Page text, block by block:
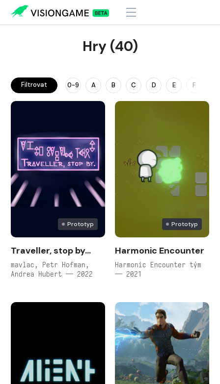
Hry (40)
Filtrovat 0-9 A B C D E F
Prototyp
Traveller, stop by...
mavlac, Petr Hofman,
Andrea Hubert — 2022
Prototyp
Harmonic Encounter
Harmonic Encounter tým
— 2021